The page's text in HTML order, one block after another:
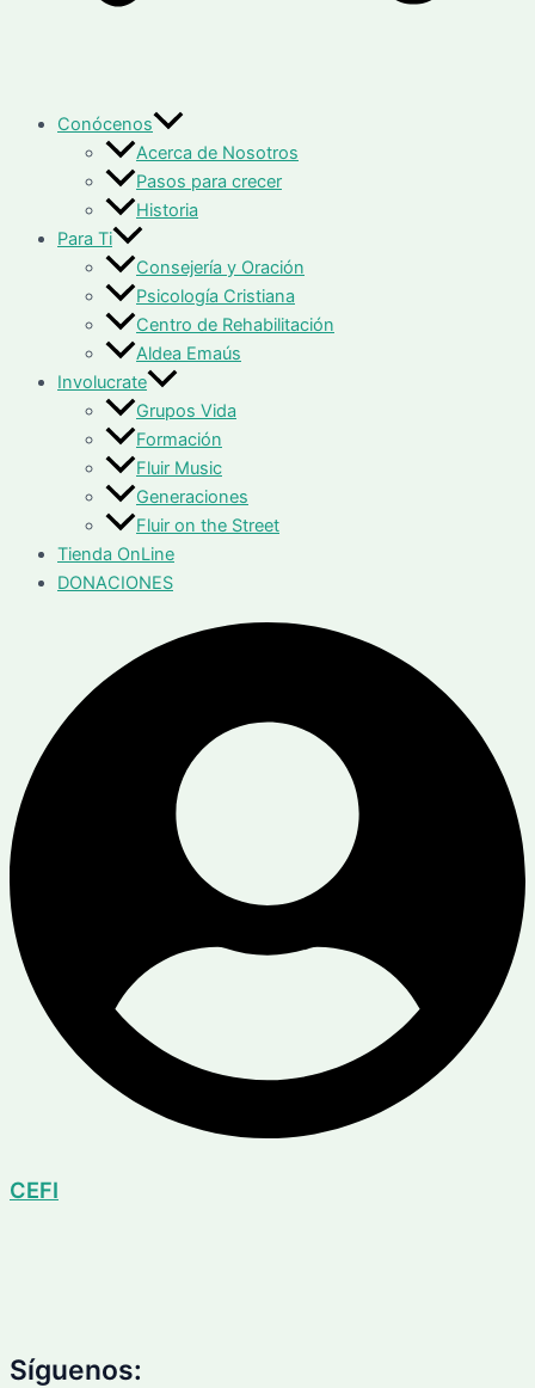
Conócenos
Acerca de Nosotros
Pasos para crecer
Historia
Para Ti
Consejería y Oración
Psicología Cristiana
Centro de Rehabilitación
Aldea Emaús
Involucrate
Grupos Vida
Formación
Fluir Music
Generaciones
Fluir on the Street
Tienda OnLine
DONACIONES
CEFI
Síguenos: